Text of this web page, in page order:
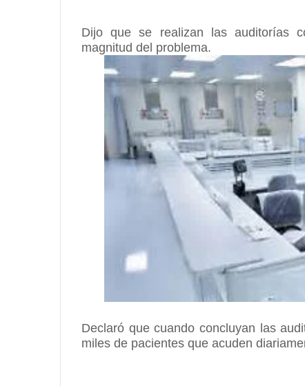
Dijo que se realizan las auditorías
magnitud del problema.
Declaró que cuando concluyan las
miles de pacientes que acuden